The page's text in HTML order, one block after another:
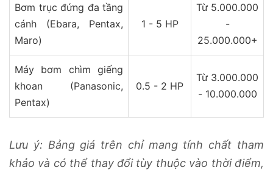
Bơm trục đứng đa tầng
cánh (Ebara, Pentax,
Maro)
1 - 5 HP
Từ 5.000.000
-
25.000.000+
Máy bơm chìm giếng
khoan (Panasonic,
Pentax)
0.5 - 2 HP
Từ 3.000.000
- 10.000.000
Lưu ý: Bảng giá trên chỉ mang tính chất tham
khảo và có thể thay đổi tùy thuộc vào thời điểm,